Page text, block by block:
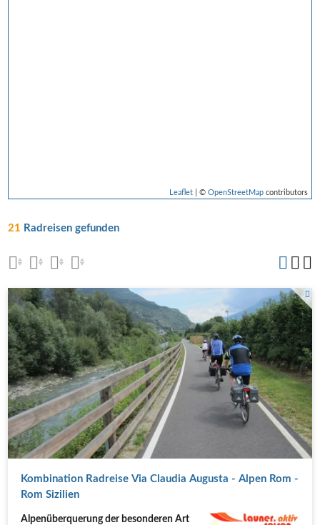
Leaflet| © OpenStreetMapcontributors
21 Radreisen gefunden
Kombination Radreise Via Claudia Augusta - Alpen Rom -
Rom Sizilien
Alpenüberquerung der besonderen Art